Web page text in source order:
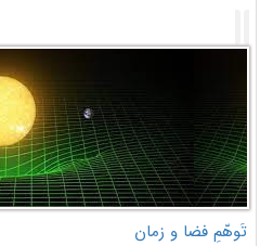
تَوهّمِ فضا و زمان